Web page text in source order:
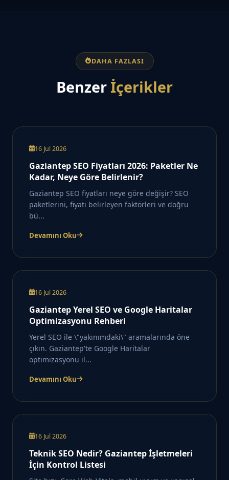
DAHA FAZLASI
Benzer İçerikler
16 Jul 2026
Gaziantep SEO Fiyatları 2026: Paketler Ne
Kadar, Neye Göre Belirlenir?
Gaziantep SEO fiyatları neye göre değişir? SEO
paketlerini, fiyatı belirleyen faktörleri ve doğru
bü...
Devamını Oku
16 Jul 2026
Gaziantep Yerel SEO ve Google Haritalar
Optimizasyonu Rehberi
Yerel SEO ile \"yakınımdaki\" aramalarında öne
çıkın. Gaziantep'te Google Haritalar
optimizasyonu il...
Devamını Oku
16 Jul 2026
Teknik SEO Nedir? Gaziantep İşletmeleri
İçin Kontrol Listesi